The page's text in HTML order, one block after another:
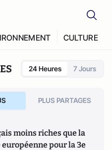
CULTURE
24 Heures 7 Jours
PLUS PARTAGES
moins riches que la
pour la 3e